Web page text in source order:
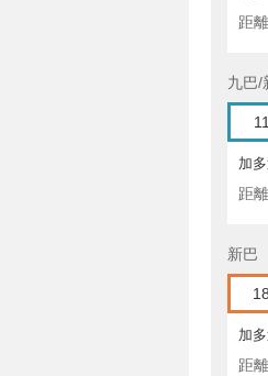
距離
九巴/
加
距離
新巴
加
距離